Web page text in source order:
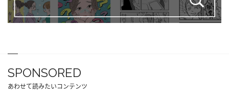
SPONSORED
あわせて読みたいコンテンツ